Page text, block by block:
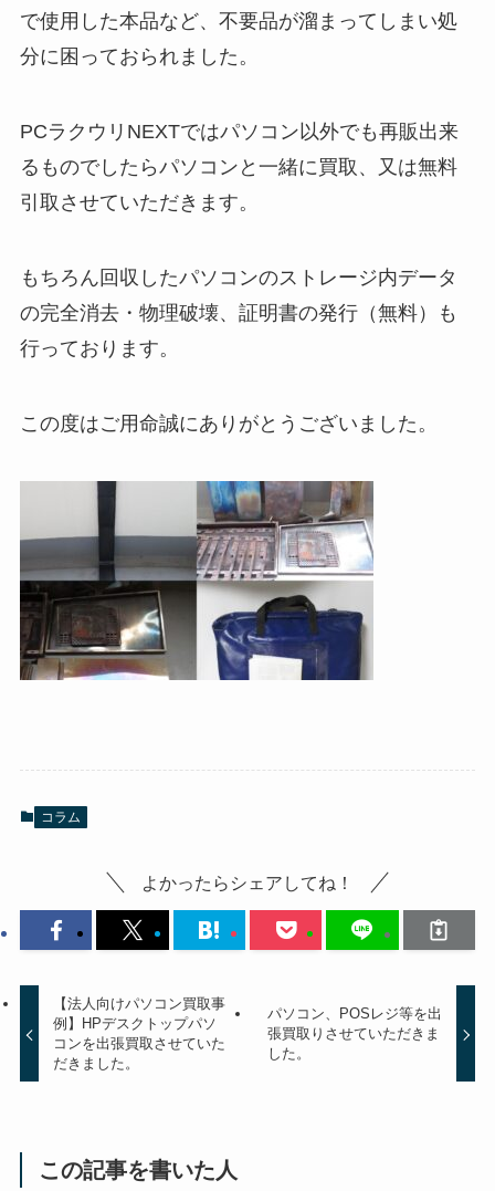
で使用した本品など、不要品が溜まってしまい処
分に困っておられました。
PCラクウリNEXTではパソコン以外でも再販出来
るものでしたらパソコンと一緒に買取、又は無料
引取させていただきます。
もちろん回収したパソコンのストレージ内データ
の完全消去・物理破壊、証明書の発行（無料）も
行っております。
この度はご用命誠にありがとうございました。
コラム
よかったらシェアしてね！
【法人向けパソコン買取事
例】HPデスクトップパソ
コンを出張買取させていた
だきました。
パソコン、POSレジ等を出
張買取りさせていただきま
した。
この記事を書いた人